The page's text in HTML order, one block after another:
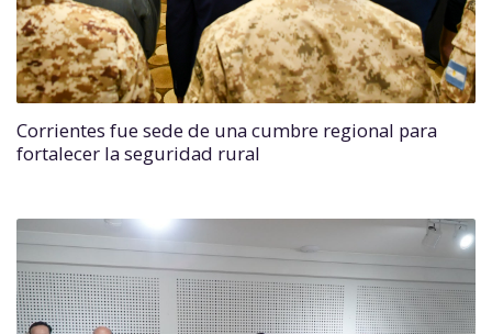
Corrientes fue sede de una cumbre regional para
fortalecer la seguridad rural